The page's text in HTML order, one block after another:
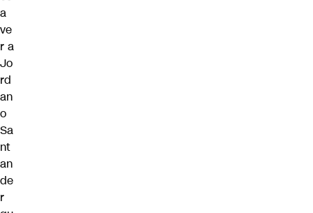
a
ve
r a
Jo
rd
an
o
Sa
nt
an
de
r